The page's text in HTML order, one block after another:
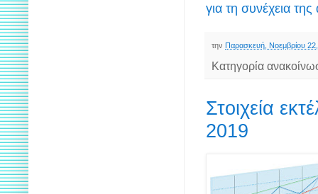
για τη συνέχεια
την Παρασκευή, Νοεμβρίου
Κατηγορία
Στοιχεία
2019